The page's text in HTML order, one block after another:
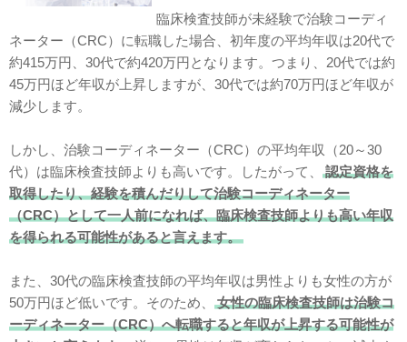
臨床検査技師が未経験で治験コーディ
ネーター（CRC）に転職した場合、初年度の平均年収は20代で
約415万円、30代で約420万円となります。つまり、20代では約
45万円ほど年収が上昇しますが、30代では約70万円ほど年収が
減少します。
しかし、治験コーディネーター（CRC）の平均年収（20～30
代）は臨床検査技師よりも高いです。したがって、
認定資格を
取得したり、経験を積んだりして治験コーディネーター
（CRC）として一人前になれば、臨床検査技師よりも高い年収
を得られる可能性があると言えます。
また、30代の臨床検査技師の平均年収は男性よりも女性の方が
50万円ほど低いです。そのため、
女性の臨床検査技師は治験コ
ーディネーター（CRC）へ転職すると年収が上昇する可能性が